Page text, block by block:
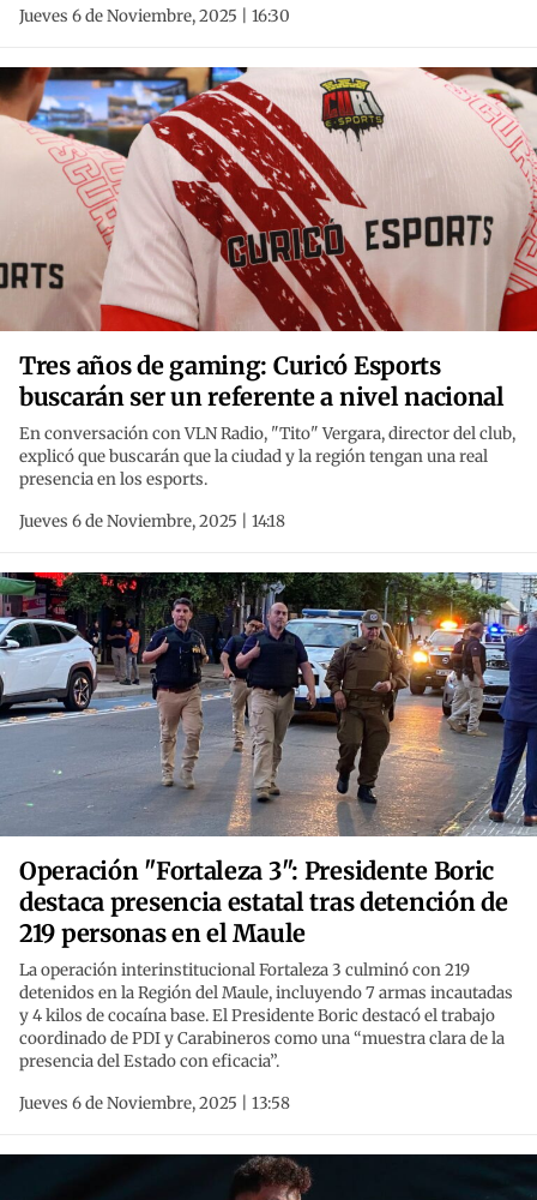
Jueves 6 de Noviembre, 2025 | 16:30
Tres años de gaming: Curicó Esports
buscarán ser un referente a nivel nacional
En conversación con VLN Radio, "Tito" Vergara, director del club,
explicó que buscarán que la ciudad y la región tengan una real
presencia en los esports.
Jueves 6 de Noviembre, 2025 | 14:18
Operación "Fortaleza 3": Presidente Boric
destaca presencia estatal tras detención de
219 personas en el Maule
La operación interinstitucional Fortaleza 3 culminó con 219
detenidos en la Región del Maule, incluyendo 7 armas incautadas
y 4 kilos de cocaína base. El Presidente Boric destacó el trabajo
coordinado de PDI y Carabineros como una “muestra clara de la
presencia del Estado con eficacia”.
Jueves 6 de Noviembre, 2025 | 13:58